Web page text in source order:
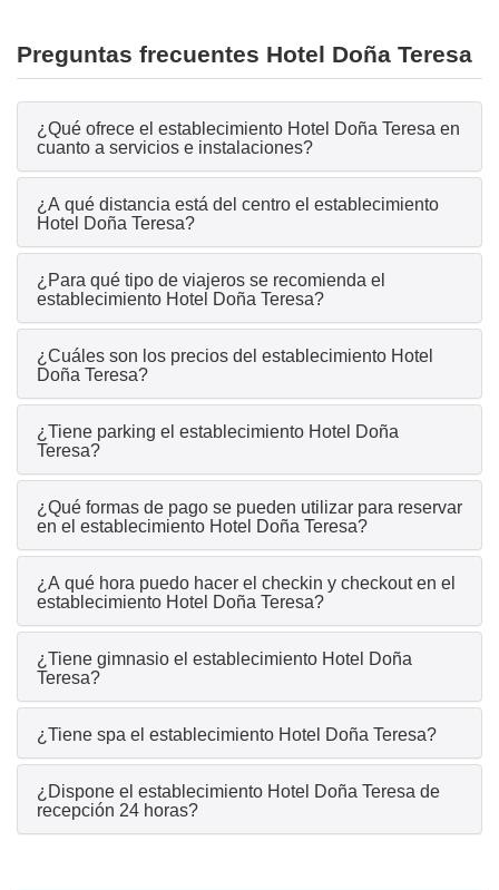
Preguntas frecuentes Hotel Doña Teresa
¿Qué ofrece el establecimiento Hotel Doña Teresa en
cuanto a servicios e instalaciones?
¿A qué distancia está del centro el establecimiento
Hotel Doña Teresa?
¿Para qué tipo de viajeros se recomienda el
establecimiento Hotel Doña Teresa?
¿Cuáles son los precios del establecimiento Hotel
Doña Teresa?
¿Tiene parking el establecimiento Hotel Doña
Teresa?
¿Qué formas de pago se pueden utilizar para reservar
en el establecimiento Hotel Doña Teresa?
¿A qué hora puedo hacer el checkin y checkout en el
establecimiento Hotel Doña Teresa?
¿Tiene gimnasio el establecimiento Hotel Doña
Teresa?
¿Tiene spa el establecimiento Hotel Doña Teresa?
¿Dispone el establecimiento Hotel Doña Teresa de
recepción 24 horas?